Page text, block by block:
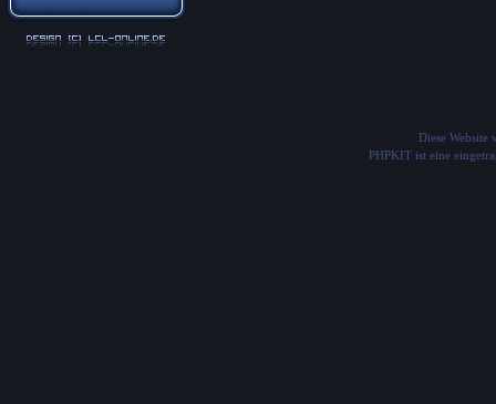
Diese Website
PHPKIT ist eine